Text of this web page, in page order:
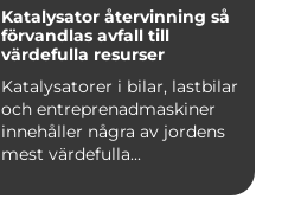
Katalysator återvinning så
förvandlas avfall till
värdefulla resurser
Katalysatorer i bilar, lastbilar
och entreprenadmaskiner
innehåller några av jordens
mest värdefulla...